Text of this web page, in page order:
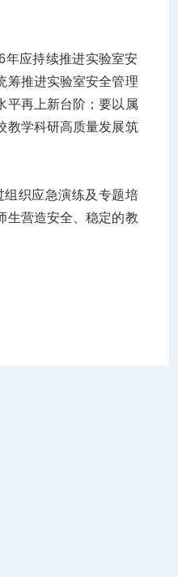
年应持续推进实验室安
筹推进实验室安全管理
平再上新台阶；要以属
教学科研高质量发展筑
织应急演练及专题培
生营造安全、稳定的教